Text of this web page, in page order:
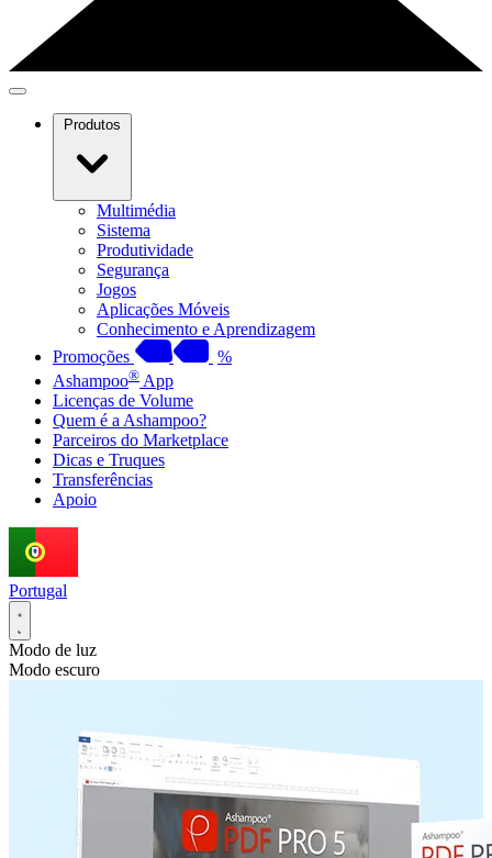
Produtos
Multimédia
Sistema
Produtividade
Segurança
Jogos
Aplicações Móveis
Conhecimento e Aprendizagem
Promoções
%
Ashampoo® App
Licenças de Volume
Quem é a Ashampoo?
Parceiros do Marketplace
Dicas e Truques
Transferências
Apoio
Portugal
Modo de luz
Modo escuro